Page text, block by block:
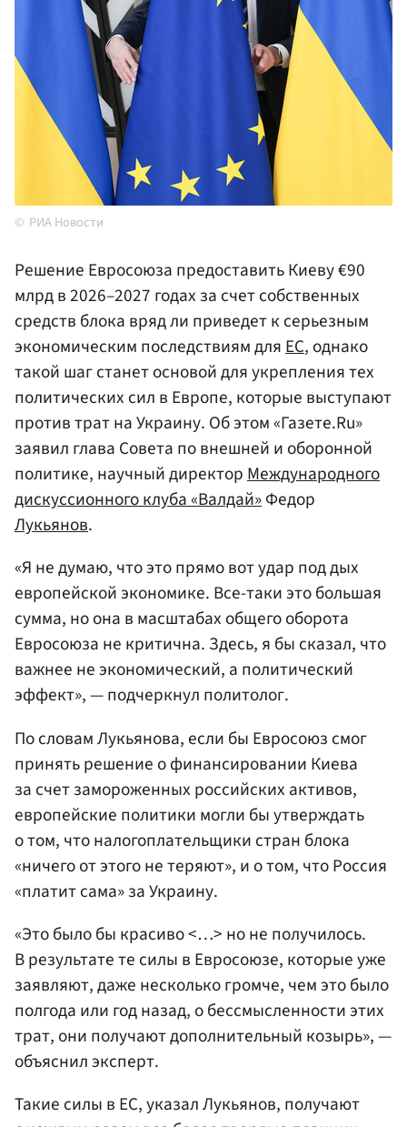
РИА Новости
Решение Евросоюза предоставить Киеву €90
млрд в 2026–2027 годах за счет собственных
средств блока вряд ли приведет к серьезным
экономическим последствиям дляЕС, однако
такой шаг станет основой для укрепления тех
политических сил в Европе, которые выступают
против трат на Украину. Об этом «Газете.Ru»
заявил глава Совета по внешней и оборонной
политике, научный директорМеждународного
дискуссионного клуба «Валдай»Федор
Лукьянов.
«Я не думаю, что это прямо вот удар под дых
европейской экономике. Все-таки это большая
сумма, но она в масштабах общего оборота
Евросоюза не критична. Здесь, я бы сказал, что
важнее не экономический, а политический
эффект», — подчеркнул политолог.
По словам Лукьянова, если бы Евросоюз смог
принять решение о финансировании Киева
за счет замороженных российских активов,
европейские политики могли бы утверждать
о том, что налогоплательщики стран блока
«ничего от этого не теряют», и о том, что Россия
«платит сама» за Украину.
«Это было бы красиво <…> но не получилось.
В результате те силы в Евросоюзе, которые уже
заявляют, даже несколько громче, чем это было
полгода или год назад, о бессмысленности этих
трат, они получают дополнительный козырь», —
объяснил эксперт.
Такие силы в ЕС, указал Лукьянов, получают